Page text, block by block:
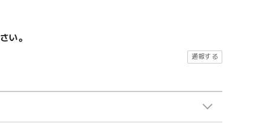
い。
通報する